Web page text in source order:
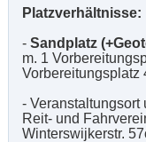
Platzverhältnisse:
- Sandplatz
m. 1
Vorbereitungsplatz
-
Reit- und
Winterswijkerstr.